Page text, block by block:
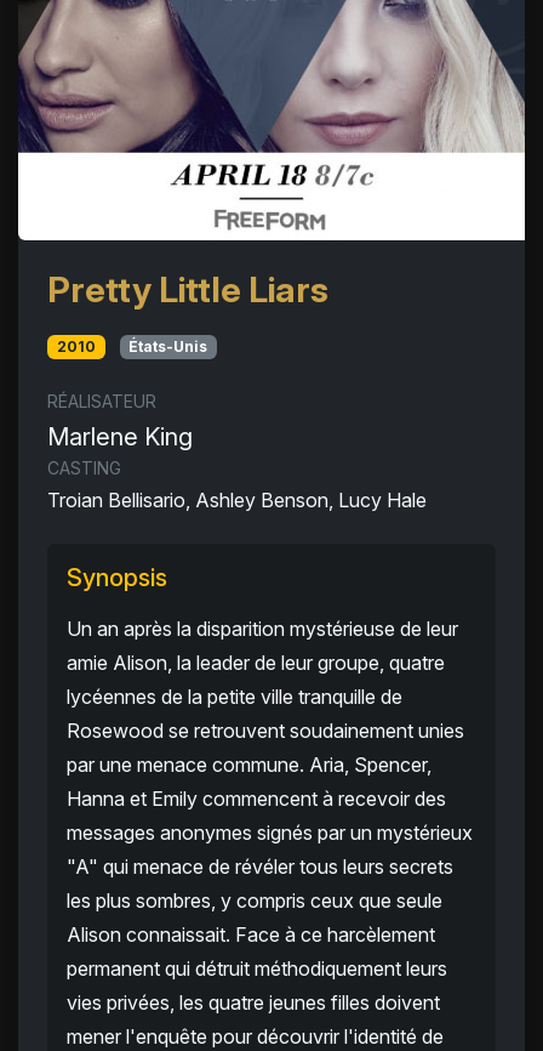
Pretty Little Liars
2010 États-Unis
RÉALISATEUR
Marlene King
CASTING
Troian Bellisario, Ashley Benson, Lucy Hale
Synopsis
Un an après la disparition mystérieuse de leur
amie Alison, la leader de leur groupe, quatre
lycéennes de la petite ville tranquille de
Rosewood se retrouvent soudainement unies
par une menace commune. Aria, Spencer,
Hanna et Emily commencent à recevoir des
messages anonymes signés par un mystérieux
"A" qui menace de révéler tous leurs secrets
les plus sombres, y compris ceux que seule
Alison connaissait. Face à ce harcèlement
permanent qui détruit méthodiquement leurs
vies privées, les quatre jeunes filles doivent
mener l'enquête pour découvrir l'identité de